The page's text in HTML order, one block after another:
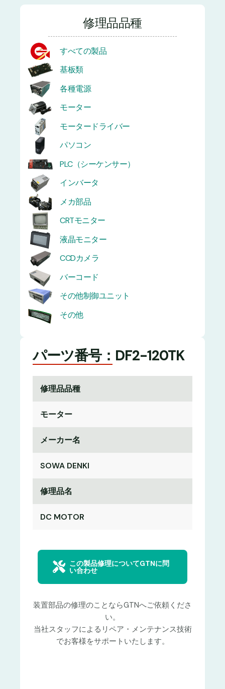
修理品品種
すべての製品
基板類
各種電源
モーター
モータードライバー
パソコン
PLC（シーケンサー）
インバータ
メカ部品
CRTモニター
液晶モニター
CCDカメラ
バーコード
その他制御ユニット
その他
パーツ番号：DF2-120TK
修理品品種
モーター
メーカー名
SOWA DENKI
修理品名
DC MOTOR
この製品修理についてGTNに問
い合わせ
装置部品の修理のことならGTNへご依頼くださ
い。
当社スタッフによるリペア・メンテナンス技術
でお客様をサポートいたします。